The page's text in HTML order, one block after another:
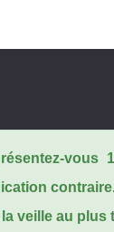
vous
veille au plus